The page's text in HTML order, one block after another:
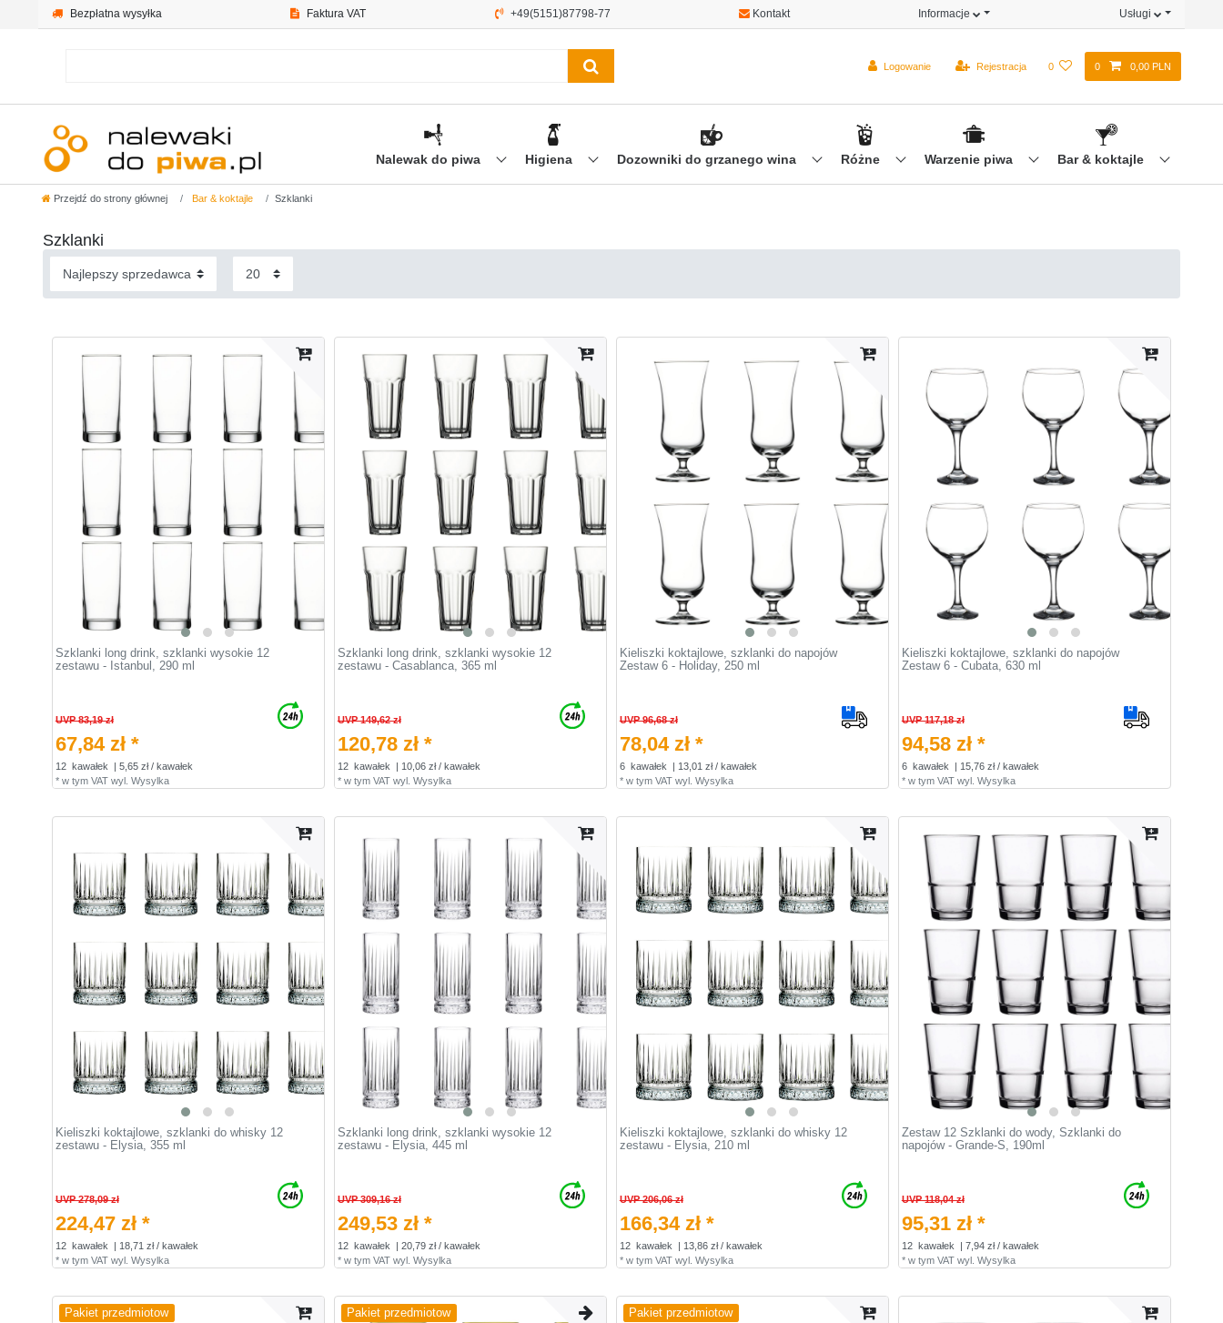
Bezpłatna wysyłka Faktura VAT +49(5151)87798-77 Kontakt Informacje Usługi
Logowanie Rejestracja 0 0 0,00 PLN
Nalewak do piwa Higiena Dozowniki do grzanego wina Różne Warzenie piwa Bar & koktajle
Przejdź do strony głównej Bar & koktajle Szklanki
Szklanki
Szklanki long drink, szklanki wysokie 12
zestawu - Istanbul, 290 ml
UVP 83,19 zł
67,84 zł *
12 kawałek
| 5,65 zł / kawałek
* w tym VATwyl. Wysylka
Szklanki long drink, szklanki wysokie 12
zestawu - Casablanca, 365 ml
UVP 149,62 zł
120,78 zł *
12 kawałek
| 10,06 zł / kawałek
* w tym VATwyl. Wysylka
Kieliszki koktajlowe, szklanki do napojów
Zestaw 6 - Holiday, 250 ml
UVP 96,68 zł
78,04 zł *
6 kawałek
| 13,01 zł / kawałek
* w tym VATwyl. Wysylka
Kieliszki koktajlowe, szklanki do napojów
Zestaw 6 - Cubata, 630 ml
UVP 117,18 zł
94,58 zł *
6 kawałek
| 15,76 zł / kawałek
* w tym VATwyl. Wysylka
Kieliszki koktajlowe, szklanki do whisky 12
zestawu - Elysia, 355 ml
UVP 278,09 zł
224,47 zł *
12 kawałek
| 18,71 zł / kawałek
* w tym VATwyl. Wysylka
Szklanki long drink, szklanki wysokie 12
zestawu - Elysia, 445 ml
UVP 309,16 zł
249,53 zł *
12 kawałek
| 20,79 zł / kawałek
* w tym VATwyl. Wysylka
Kieliszki koktajlowe, szklanki do whisky 12
zestawu - Elysia, 210 ml
UVP 206,06 zł
166,34 zł *
12 kawałek
| 13,86 zł / kawałek
* w tym VATwyl. Wysylka
Zestaw 12 Szklanki do wody, Szklanki do
napojów - Grande-S, 190ml
UVP 118,04 zł
95,31 zł *
12 kawałek
| 7,94 zł / kawałek
* w tym VATwyl. Wysylka
Pakiet przedmiotow Pakiet przedmiotow Pakiet przedmiotow